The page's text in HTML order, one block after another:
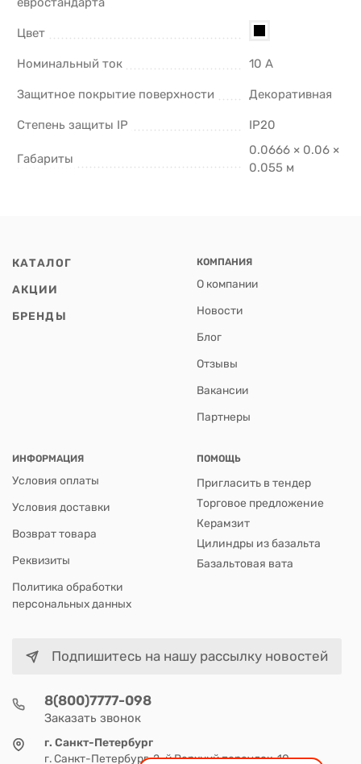
Цвет
Номинальный ток 10 А
Защитное покрытие поверхности Декоративная
Степень защиты IP IP20
Габариты
0.0666 × 0.06 ×
0.055 м
КАТАЛОГ
АКЦИИ
БРЕНДЫ
КОМПАНИЯ
О компании
Новости
Блог
Отзывы
Вакансии
Партнеры
ИНФОРМАЦИЯ
Условия оплаты
Условия доставки
Возврат товара
Реквизиты
Политика обработки
персональных данных
ПОМОЩЬ
Пригласить в тендер
Торговое предложение
Керамзит
Цилиндры из базальта
Базальтовая вата
Подпишитесь на нашу рассылку новостей
8(800)7777-098
Заказать звонок
г. Санкт-Петербург
г. Санкт-Петербург, 2-й Верхний переулок, 10